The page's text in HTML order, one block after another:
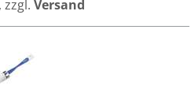
zzgl. Versand